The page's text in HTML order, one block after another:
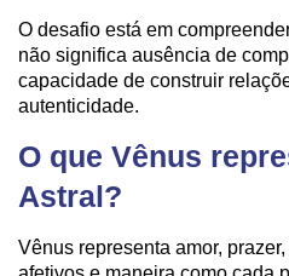
O desafio está em
não significa ausência de
capacidade de construir
autenticidade.
O que Vênus
Astral?
Vênus representa amor,